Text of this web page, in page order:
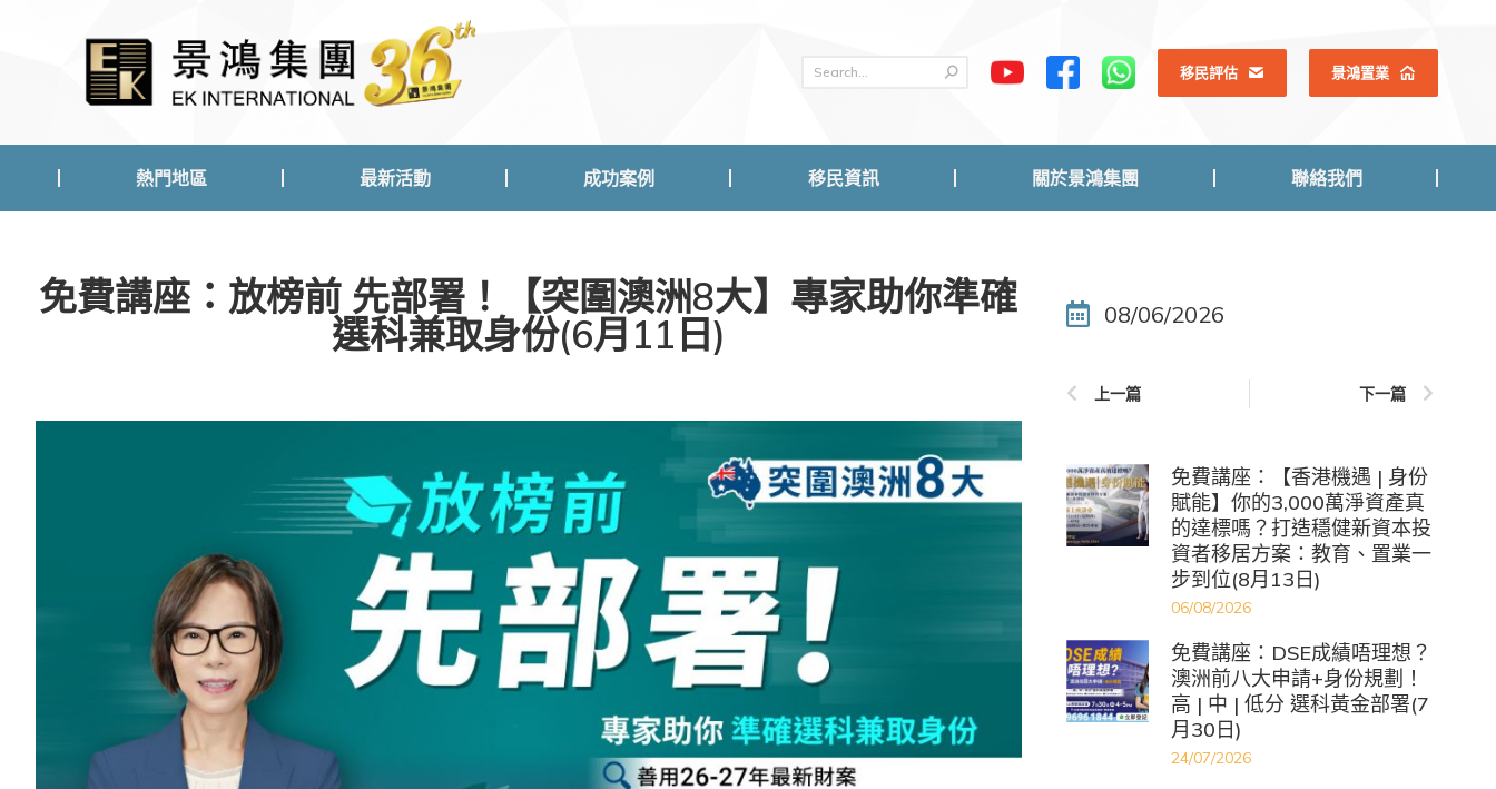
移民評估 景鴻置業
熱門地區 最新活動 成功案例 移民資訊 關於景鴻集團 聯絡我們
免費講座：放榜前 先部署！【突圍澳洲8大】專家助你準確
選科兼取身份(6月11日) 08/06/2026
上一篇 下一篇
免費講座：【香港機遇 | 身份
賦能】你的3,000萬淨資產真
的達標嗎？打造穩健新資本投
資者移居方案：教育、置業一
步到位(8月13日)
06/08/2026
免費講座：DSE成績唔理想？
澳洲前八大申請+身份規劃！
高 | 中 | 低分 選科黃金部署(7
月30日)
24/07/2026
熱門地區 最新活動